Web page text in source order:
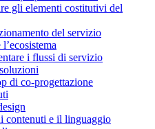
gli elementi costitutivi del
del servizio
i flussi di servizio
di co-progettazione
contenuti e il linguaggio